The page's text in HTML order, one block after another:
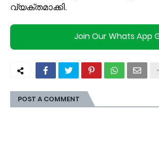
വ്യക്തമാക്കി.
Join Our Whats App
POST A COMMENT